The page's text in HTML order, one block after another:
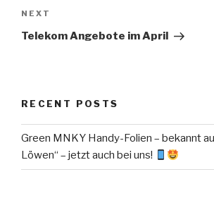
Next
Post
NEXT
Telekom Angebote im April
RECENT POSTS
Green MNKY Handy-Folien – bekannt
Löwen“ – jetzt auch bei uns!